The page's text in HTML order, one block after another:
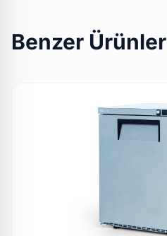
Benzer Ürünler